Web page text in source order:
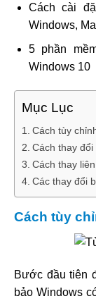
Cách cài
Windows,
5 phần
Windows 10
Mục Lục
Cách tùy
Cách thay đổi
Cách thay
Các thay đổi
Cách tùy
Bước đầu tiên
bảo Windows